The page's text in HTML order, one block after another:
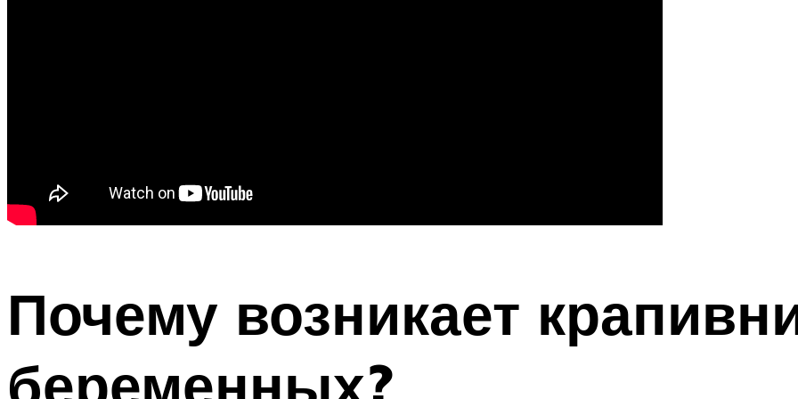
Почему возникает